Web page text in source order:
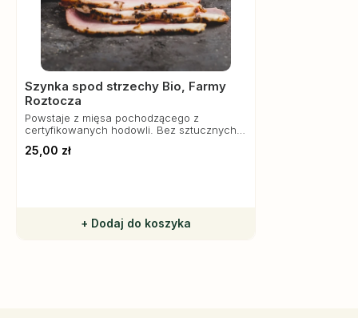
Szynka spod strzechy Bio, Farmy
Roztocza
Powstaje z mięsa pochodzącego z
certyfikowanych hodowli. Bez sztucznych
25,00 zł
+ Dodaj do koszyka